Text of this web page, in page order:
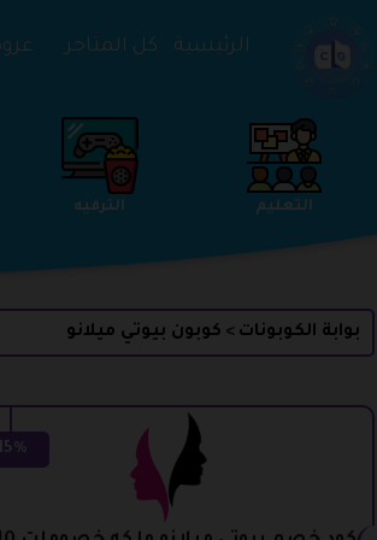
الرئيسية كل المتاجر
التعليم الجمال والعناية
بوابة الكوبونات > كوبون بيوتي ميلانو